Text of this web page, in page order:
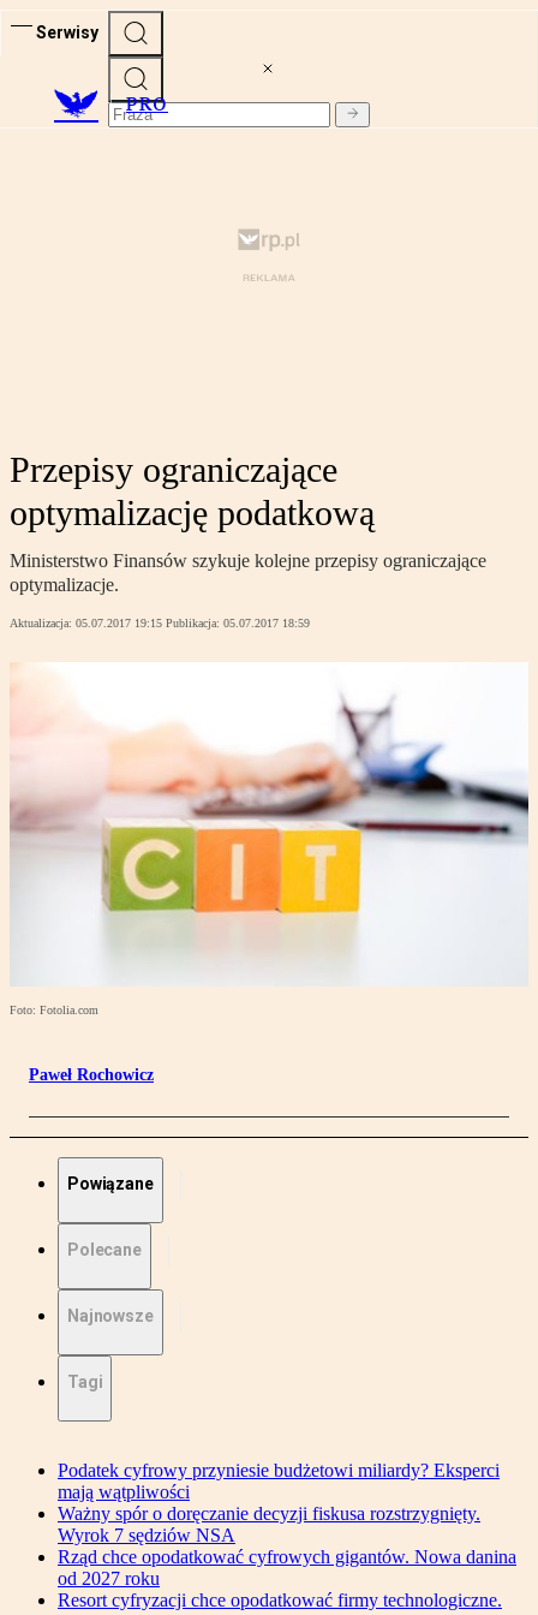
Serwisy
PRO
Przepisy ograniczające
optymalizację podatkową
Ministerstwo Finansów szykuje kolejne przepisy ograniczające
optymalizacje.
Aktualizacja: 05.07.2017 19:15 Publikacja: 05.07.2017 18:59
Foto: Fotolia.com
Paweł Rochowicz
Powiązane
Polecane
Najnowsze
Tagi
Podatek cyfrowy przyniesie budżetowi miliardy? Eksperci
mają wątpliwości
Ważny spór o doręczanie decyzji fiskusa rozstrzygnięty.
Wyrok 7 sędziów NSA
Rząd chce opodatkować cyfrowych gigantów. Nowa danina
od 2027 roku
Resort cyfryzacji chce opodatkować firmy technologiczne.